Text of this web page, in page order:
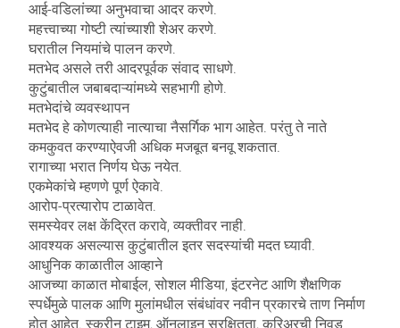
आई-वडिलांच्या अनुभवाचा आदर करणे.
महत्त्वाच्या गोष्टी त्यांच्याशी शेअर करणे.
घरातील नियमांचे पालन करणे.
मतभेद असले तरी आदरपूर्वक संवाद साधणे.
कुटुंबातील जबाबदाऱ्यांमध्ये सहभागी होणे.
मतभेदांचे व्यवस्थापन
मतभेद हे कोणत्याही नात्याचा नैसर्गिक भाग आहेत. परंतु ते नाते
कमकुवत करण्याऐवजी अधिक मजबूत बनवू शकतात.
रागाच्या भरात निर्णय घेऊ नयेत.
एकमेकांचे म्हणणे पूर्ण ऐकावे.
आरोप-प्रत्यारोप टाळावेत.
समस्येवर लक्ष केंद्रित करावे, व्यक्तीवर नाही.
आवश्यक असल्यास कुटुंबातील इतर सदस्यांची मदत घ्यावी.
आधुनिक काळातील आव्हाने
आजच्या काळात मोबाईल, सोशल मीडिया, इंटरनेट आणि शैक्षणिक
स्पर्धेमुळे पालक आणि मुलांमधील संबंधांवर नवीन प्रकारचे ताण निर्माण
होत आहेत. स्क्रीन टाइम, ऑनलाइन सुरक्षितता, करिअरची निवड